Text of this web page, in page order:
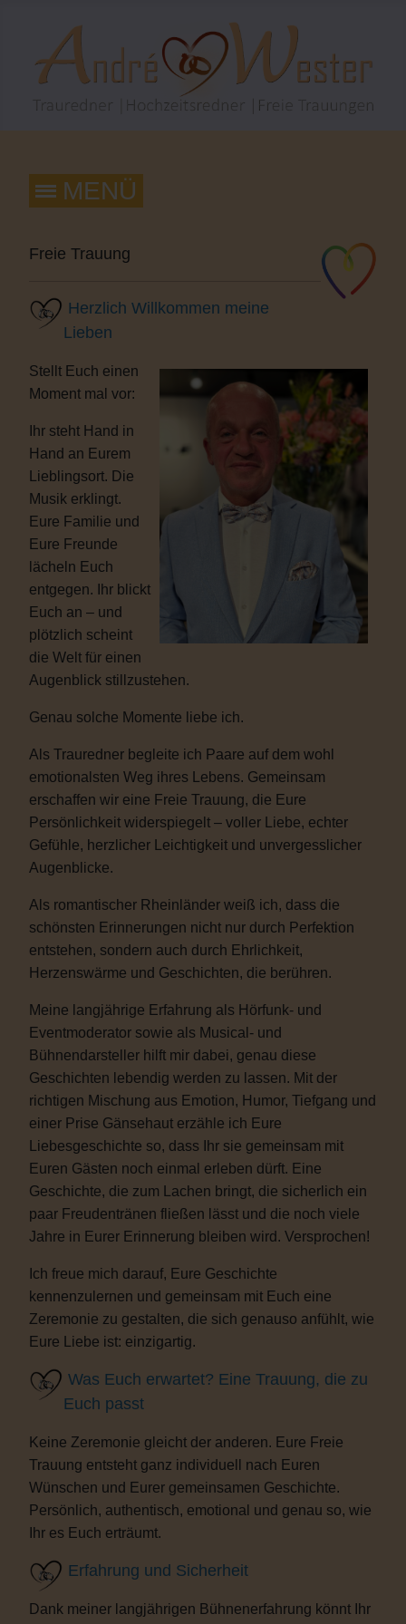
Freie Trauung
Herzlich Willkommen meine
Lieben
Stellt Euch einen
Moment mal vor:
Ihr steht Hand in
Hand an Eurem
Lieblingsort. Die
Musik erklingt.
Eure Familie und
Eure Freunde
lächeln Euch
entgegen. Ihr blickt
Euch an – und
plötzlich scheint
die Welt für einen
Augenblick stillzustehen.
Genau solche Momente liebe ich.
Als Trauredner begleite ich Paare auf dem wohl
emotionalsten Weg ihres Lebens. Gemeinsam
erschaffen wir eine Freie Trauung, die Eure
Persönlichkeit widerspiegelt – voller Liebe, echter
Gefühle, herzlicher Leichtigkeit und unvergesslicher
Augenblicke.
Als romantischer Rheinländer weiß ich, dass die
schönsten Erinnerungen nicht nur durch Perfektion
entstehen, sondern auch durch Ehrlichkeit,
Herzenswärme und Geschichten, die berühren.
Meine langjährige Erfahrung als Hörfunk- und
Eventmoderator sowie als Musical- und
Bühnendarsteller hilft mir dabei, genau diese
Geschichten lebendig werden zu lassen. Mit der
richtigen Mischung aus Emotion, Humor, Tiefgang und
einer Prise Gänsehaut erzähle ich Eure
Liebesgeschichte so, dass Ihr sie gemeinsam mit
Euren Gästen noch einmal erleben dürft. Eine
Geschichte, die zum Lachen bringt, die sicherlich ein
paar Freudentränen fließen lässt und die noch viele
Jahre in Eurer Erinnerung bleiben wird. Versprochen!
Ich freue mich darauf, Eure Geschichte
kennenzulernen und gemeinsam mit Euch eine
Zeremonie zu gestalten, die sich genauso anfühlt, wie
Eure Liebe ist: einzigartig.
Was Euch erwartet? Eine Trauung, die zu
Euch passt
Keine Zeremonie gleicht der anderen. Eure Freie
Trauung entsteht ganz individuell nach Euren
Wünschen und Eurer gemeinsamen Geschichte.
Persönlich, authentisch, emotional und genau so, wie
Ihr es Euch erträumt.
Erfahrung und Sicherheit
Dank meiner langjährigen Bühnenerfahrung könnt Ihr